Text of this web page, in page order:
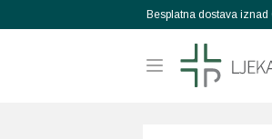
Besplatna dostava iznad